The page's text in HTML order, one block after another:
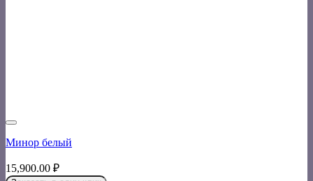
Минор белый
15,900.00 ₽